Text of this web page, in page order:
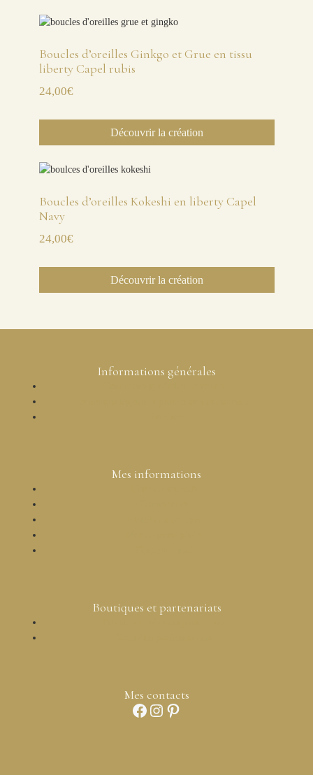
Boucles d’oreilles Ginkgo et Grue en tissu
liberty Capel rubis
24,00€
Découvrir la création
Boucles d’oreilles Kokeshi en liberty Capel
Navy
24,00€
Découvrir la création
Informations générales
Mes informations
Boutiques et partenariats
Mes contacts
Facebook
Instagram
Pinterest